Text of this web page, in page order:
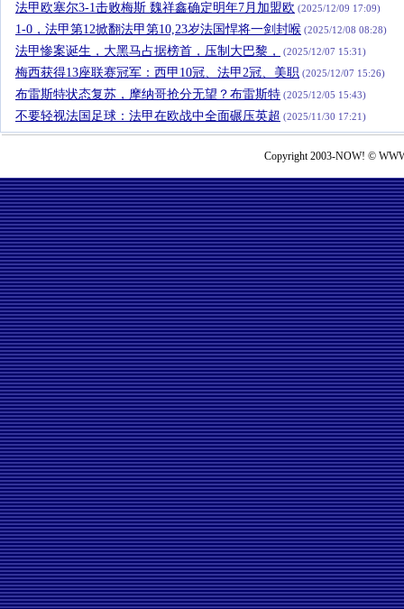
法甲欧塞尔3-1击败梅斯 魏祥鑫确定明年7月加盟欧 (2025/12/09 17:09)
1-0，法甲第12掀翻法甲第10,23岁法国悍将一剑封喉 (2025/12/08 08:28)
法甲惨案诞生，大黑马占据榜首，压制大巴黎， (2025/12/07 15:31)
梅西获得13座联赛冠军：西甲10冠、法甲2冠、美职 (2025/12/07 15:26)
布雷斯特状态复苏，摩纳哥抢分无望？布雷斯特 (2025/12/05 15:43)
不要轻视法国足球：法甲在欧战中全面碾压英超 (2025/11/30 17:21)
Copyright 2003-NOW! ©